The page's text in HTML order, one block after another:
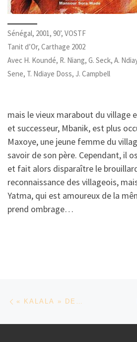
Sénégal, 2001, 90’, VOSTF
Tanit d’Or, Carthage 2002
Avec H. Koundé, R. Niang, G. Seck, A.
Sene, T. Ndiaye Doss, J. Campbell
mais le vieux marabout du village
et successeur, Mbanik, est plus
Maxoye, une jeune femme du
savoir de son père. Cependant, il
et fait alors disparaître le
reconnaissance des villageois,
Yatma, qui est amoureux de la
prend ombrage…
Parcourir les
« KALALA » DE MAHAMAT-SALEH HAROUN